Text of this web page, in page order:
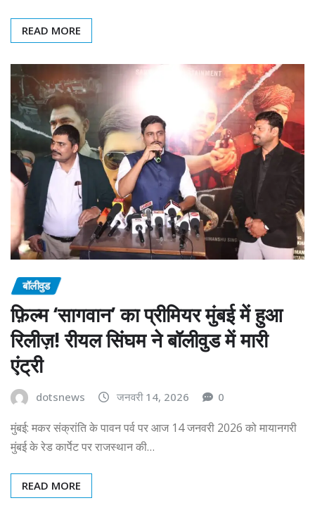
READ MORE
बॉलीवुड
फ़िल्म ‘सागवान’ का प्रीमियर मुंबई में हुआ
रिलीज़! रीयल सिंघम ने बॉलीवुड में मारी
एंट्री
dotsnews जनवरी 14, 2026 0
मुंबई: मकर संक्रांति के पावन पर्व पर आज 14 जनवरी 2026 को मायानगरी
मुंबई के रेड कार्पेट पर राजस्थान की…
READ MORE